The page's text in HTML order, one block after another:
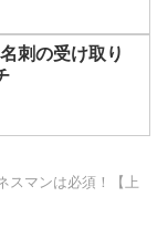
刺の受け取り
スマンは必須！【上